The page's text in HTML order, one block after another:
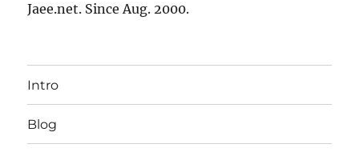
Jaee.net. Since Aug. 2000.
Intro
Blog